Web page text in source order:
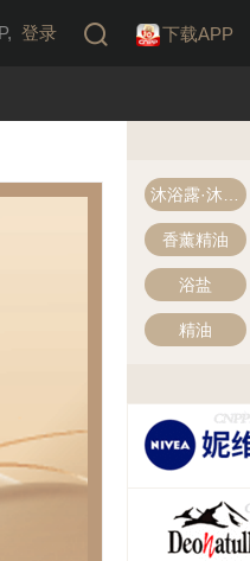
登录 下载APP
香薰精油
浴盐
精油